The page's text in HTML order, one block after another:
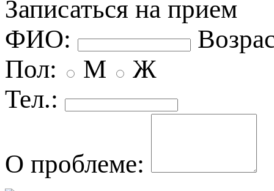
Записаться на прием
ФИО:
Пол:
М
Ж
Тел.:
О проблеме: